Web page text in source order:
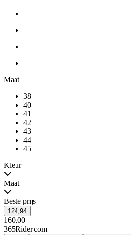
Maat
38
40
41
42
43
44
45
Kleur
Maat
Beste prijs
124,94
160,00
365Rider.com